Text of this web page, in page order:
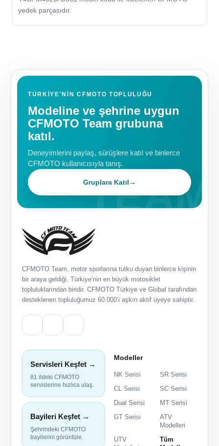
yedek parçasıdır.
TÜRKIYE'NIN CFMOTO TOPLULUĞU
Modeline ve şehrine uygun
CFMOTO Team grubuna
katıl.
Deneyimlerini paylaş, sürüşlere katıl ve binlerce
CFMOTO kullanıcısıyla tanış.
Gruplara Katıl→
CFMOTO Team, motor sporlarına tutku duyan binlerce kişinin
bir araya geldiği, Türkiye’nin en büyük motosiklet
topluluklarından biridir. CFMOTO Türkiye ve Global tarafından
desteklenen topluluğumuz 60.000’i aşkın aktif üyeye sahiptir.
Servisleri Keşfet →
81 ildeki CFMOTO
servislerine hızlıca ulaş.
Bayileri Keşfet →
Şehrindeki CFMOTO
bayilerini görüntüle.
Modeller
NK Serisi
SR Serisi
CL Serisi
SC Serisi
Dual Serisi
MT Serisi
GT Serisi
ATV
Modelleri
UTV
Tüm